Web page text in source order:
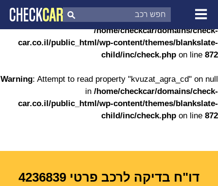
Warning
: Undefined variable $records2 in
/home/checkcar/domains/check-
car.co.il/public_html/wp-content/themes/blankslate-
child/inc/check.php on line 872
Warning: Attempt to read property "kvuzat_agra_cd" on null
in /home/checkcar/domains/check-
car.co.il/public_html/wp-content/themes/blankslate-
child/inc/check.php on line 872
צ'ק קאר
דוח בדיקת רכב
לפי מספר
דו"ח בדיקה לרכב פרטי 4236839